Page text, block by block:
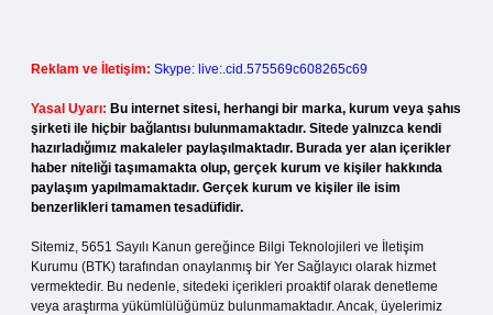
Reklam ve İletişim: Skype: live:.cid.575569c608265c69
Yasal Uyarı: Bu internet sitesi, herhangi bir marka, kurum veya şahıs
şirketi ile hiçbir bağlantısı bulunmamaktadır. Sitede yalnızca kendi
hazırladığımız makaleler paylaşılmaktadır. Burada yer alan içerikler
haber niteliği taşımamakta olup, gerçek kurum ve kişiler hakkında
paylaşım yapılmamaktadır. Gerçek kurum ve kişiler ile isim
benzerlikleri tamamen tesadüfidir.
Sitemiz, 5651 Sayılı Kanun gereğince Bilgi Teknolojileri ve İletişim
Kurumu (BTK) tarafından onaylanmış bir Yer Sağlayıcı olarak hizmet
vermektedir. Bu nedenle, sitedeki içerikleri proaktif olarak denetleme
veya araştırma yükümlülüğümüz bulunmamaktadır. Ancak, üyelerimiz